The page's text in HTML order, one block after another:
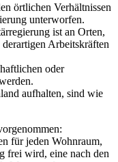
örtlichen Verhältnissen
unterworfen.
ist an Orten,
Arbeitskräften
oder
aufhalten, sind wie
für jeden Wohnraum,
frei wird, eine nach den